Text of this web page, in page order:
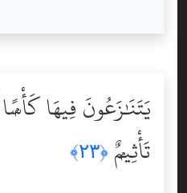
يَتَنَٰزَعُونَ فِيهَا
تَأْثِيمٌۭ ﴿٢٣﴾